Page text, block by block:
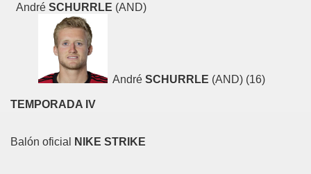
André SCHURRLE (AND)
André SCHURRLE (AND) (16)
TEMPORADA IV
Balón oficial NIKE STRIKE